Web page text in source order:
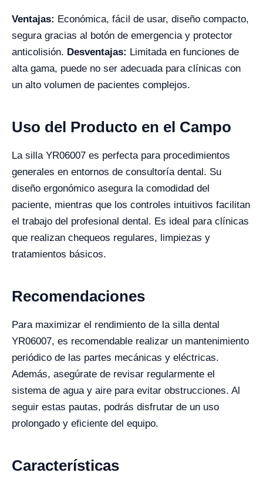
Ventajas: Económica, fácil de usar, diseño compacto,
segura gracias al botón de emergencia y protector
anticolisión. Desventajas: Limitada en funciones de
alta gama, puede no ser adecuada para clínicas con
un alto volumen de pacientes complejos.
Uso del Producto en el Campo
La silla YR06007 es perfecta para procedimientos
generales en entornos de consultoría dental. Su
diseño ergonómico asegura la comodidad del
paciente, mientras que los controles intuitivos facilitan
el trabajo del profesional dental. Es ideal para clínicas
que realizan chequeos regulares, limpiezas y
tratamientos básicos.
Recomendaciones
Para maximizar el rendimiento de la silla dental
YR06007, es recomendable realizar un mantenimiento
periódico de las partes mecánicas y eléctricas.
Además, asegúrate de revisar regularmente el
sistema de agua y aire para evitar obstrucciones. Al
seguir estas pautas, podrás disfrutar de un uso
prolongado y eficiente del equipo.
Características